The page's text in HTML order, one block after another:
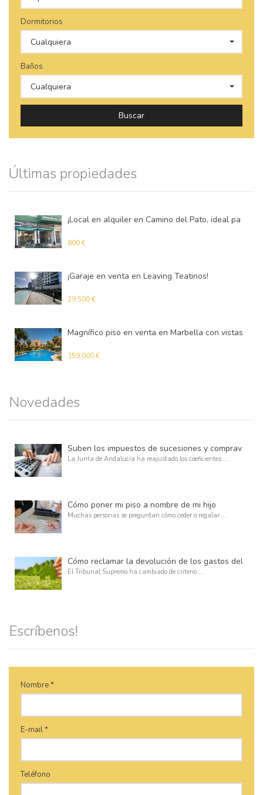
Dormitorios
Cualquiera
Baños
Cualquiera
Buscar
Últimas propiedades
800 €
¡Garaje en venta en Leaving Teatinos!
29.500 €
359.000 €
Novedades
La Junta de Andalucía ha reajustado los coeficientes ...
Cómo poner mi piso a nombre de mi hijo
Muchas personas se preguntan cómo ceder o regalar ...
El Tribunal Supremo ha cambiado de criterio ...
Escríbenos!
Nombre *
E-mail *
Teléfono